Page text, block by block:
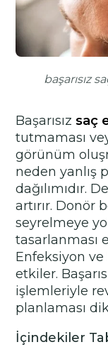
başarısız
Başarısızsaç
tutmaması
görünüm
neden yanlış
dağılımıdır.
artırır. Donör
seyrelmeye
tasarlanması
Enfeksiyon
etkiler.
işlemleriyle
planlaması
İçindekiler